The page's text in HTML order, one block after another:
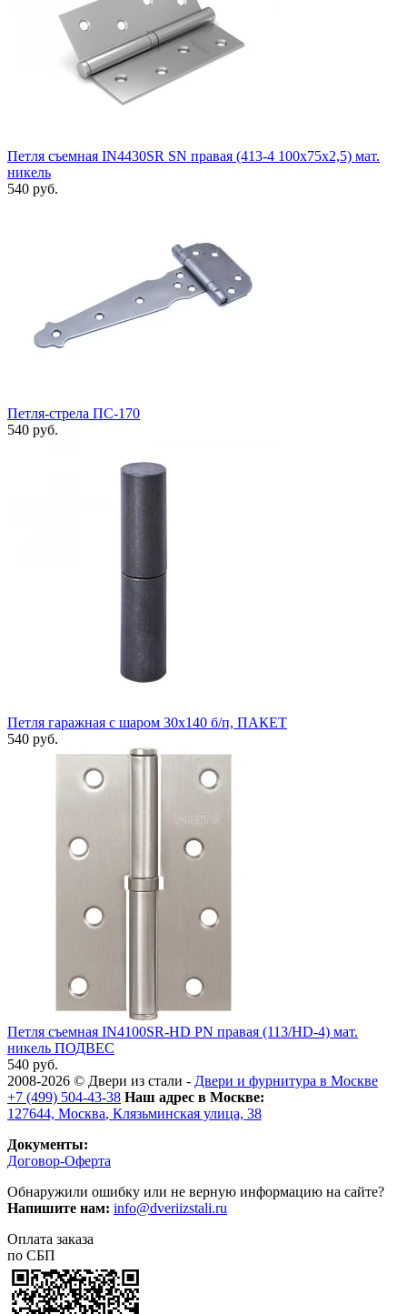
Петля съемная IN4430SR SN правая (413-4 100x75x2,5) мат.
никель
540 руб.
Петля-стрела ПС-170
540 руб.
Петля гаражная с шаром 30х140 б/п, ПАКЕТ
540 руб.
Петля съемная IN4100SR-HD PN правая (113/HD-4) мат.
никель ПОДВЕС
540 руб.
2008-2026 © Двери из стали - Двери и фурнитура в Москве
+7 (499) 504-43-38 Наш адрес в Москве:
127644, Москва, Клязьминская улица, 38
Документы:
Договор-Оферта
Обнаружили ошибку или не верную информацию на сайте?
Напишите нам: info@dveriizstali.ru
Оплата заказа
по СБП